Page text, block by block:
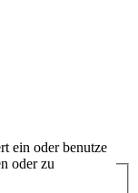
ein oder benutze
oder zu